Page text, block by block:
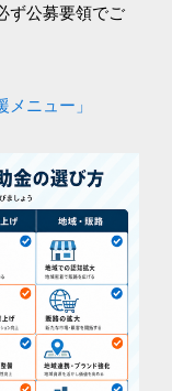
ず公募要領でご
ニュー」